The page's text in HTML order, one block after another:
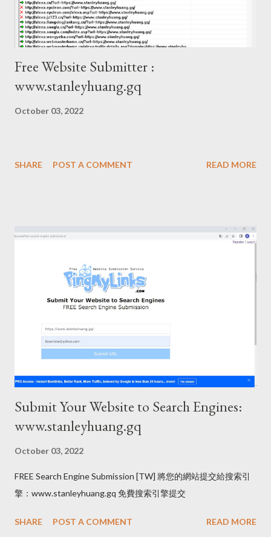
Free Website Submitter :
www.stanleyhuang.gq
October 03, 2022
SHARE POST A COMMENT READ MORE
Submit Your Website to Search Engines:
www.stanleyhuang.gq
October 03, 2022
FREE Search Engine Submission [TW] 將您的網站提交給搜索引
擎：www.stanleyhuang.gq 免費搜索引擎提交
SHARE POST A COMMENT READ MORE